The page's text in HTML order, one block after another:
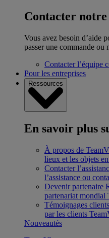
Contacter
Vous avez besoin d’aide
passer une commande ou
Contacter l’équipe
Pour les entreprises
Ressources
En savoir plus
À propos de
lieux et les objets
Contacter
l’assistance ou
Devenir partenaire
partenariat mondial
Témoignages clients
par les clients
Nouveautés